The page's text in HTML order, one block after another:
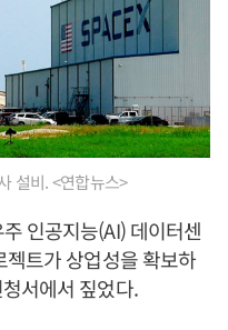
설비. <연합뉴스>
인공지능(AI) 데이터센
트가 상업성을 확보하
서에서 짚었다.